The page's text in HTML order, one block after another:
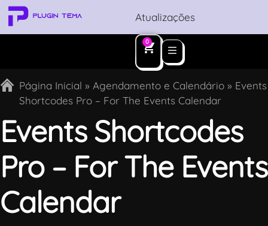
Atualizações
0
Página Inicial » Agendamento e Calendário » Events
Shortcodes Pro – For The Events Calendar
Events Shortcodes
Pro – For The Events
Calendar